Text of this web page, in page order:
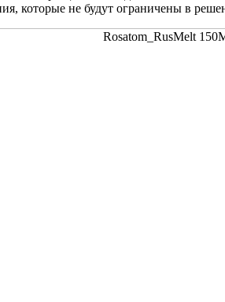
которые не будут ограничены в